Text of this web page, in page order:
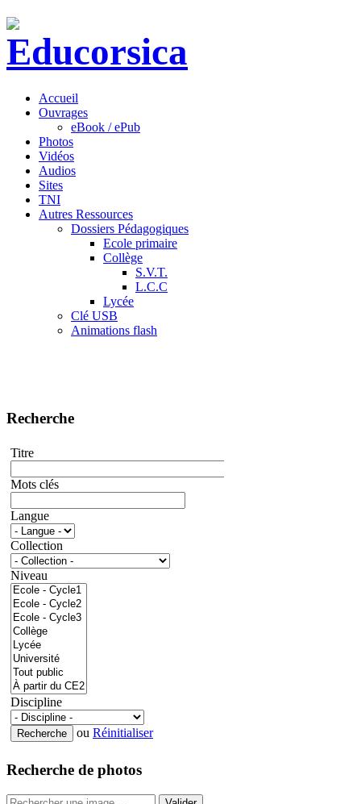
Accueil
Ouvrages
eBook / ePub
Photos
Vidéos
Audios
Sites
TNI
Autres Ressources
Dossiers Pédagogiques
Ecole primaire
Collège
S.V.T.
L.C.C
Lycée
Clé USB
Animations flash
Recherche
Titre
Mots clés
Langue
Collection
Niveau
Discipline
ou Réinitialiser
Recherche de photos